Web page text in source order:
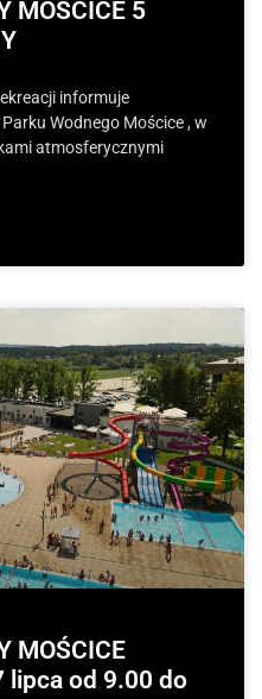
MOŚCICE 5
informuje
Wodnego Mościce , w
atmosferycznymi
MOŚCICE
lipca od 9.00 do